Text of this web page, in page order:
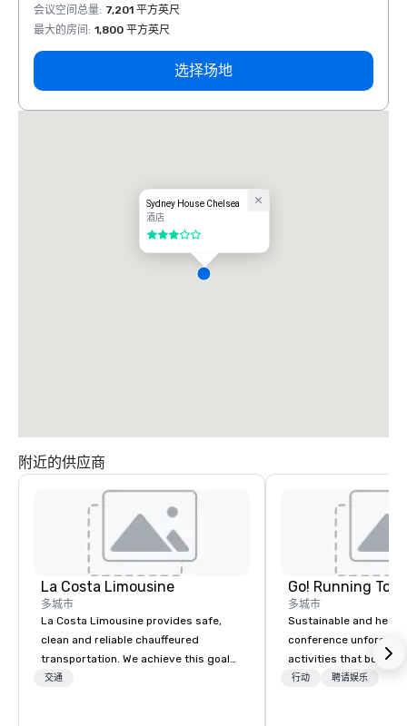
会议空间总量: 7,201 平方英尺
最大的房间 : 1,800 平方英尺
选择场地
Sydney House Chelsea
酒店
3/5
附近的供应商
La Costa Limousine
多城市
La Costa Limousine provides safe,
clean and reliable chauffeured
transportation. We achieve this goal
with highly trained chauffeurs, the
交通
Go! Running
多城市
Sustainable and
conference
activities that boost
lower carbon
行动 聘请娱乐